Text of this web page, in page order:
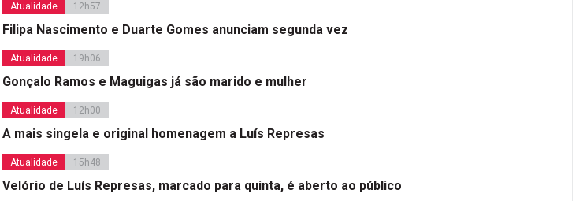
Atualidade 12h57
Filipa Nascimento e Duarte Gomes anunciam segunda vez
Atualidade 19h06
Gonçalo Ramos e Maguigas já são marido e mulher
Atualidade 12h00
A mais singela e original homenagem a Luís Represas
Atualidade 15h48
Velório de Luís Represas, marcado para quinta, é aberto ao público